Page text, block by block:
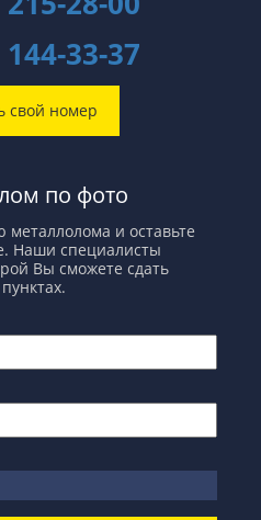
33-37
свой номер
по фото
и оставьте
Наши специалисты
Вы сможете сдать